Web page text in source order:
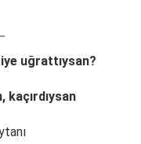
uğrattıysan?